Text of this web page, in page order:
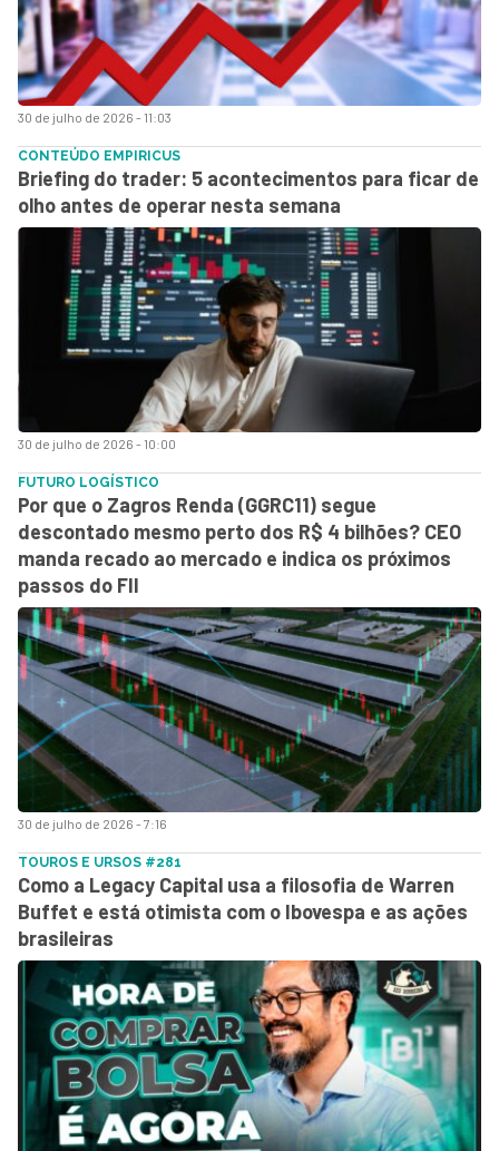
30 de julho de 2026 - 11:03
30 de julho de 2026 - 10:00
CONTEÚDO EMPIRICUS
Briefing do trader: 5 acontecimentos para ficar de
olho antes de operar nesta semana
30 de julho de 2026 - 7:16
FUTURO LOGÍSTICO
Por que o Zagros Renda (GGRC11) segue
descontado mesmo perto dos R$ 4 bilhões? CEO
manda recado ao mercado e indica os próximos
passos do FII
TOUROS E URSOS #281
Como a Legacy Capital usa a filosofia de Warren
Buffet e está otimista com o Ibovespa e as ações
brasileiras